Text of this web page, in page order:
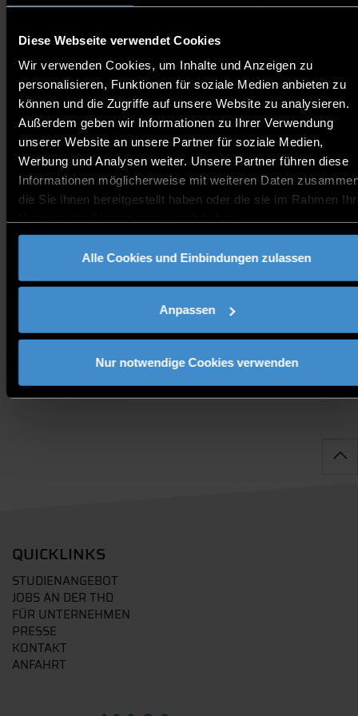
Diese Webseite verwendet Cookies
Wir verwenden Cookies, um Inhalte und Anzeigen zu
personalisieren, Funktionen für soziale Medien anbieten zu
können und die Zugriffe auf unsere Website zu analysieren.
Außerdem geben wir Informationen zu Ihrer Verwendung
unserer Website an unsere Partner für soziale Medien,
Werbung und Analysen weiter. Unsere Partner führen diese
Informationen möglicherweise mit weiteren Daten
die Sie ihnen bereitgestellt haben oder die sie im Rahmen
Alle Cookies und Einbindungen zulassen
Anpassen
Nur notwendige Cookies verwenden
Erhalten Sie eine klare, von Expertinnen und Experten
Kreislaufwirtschaft für Ihr Unternehmen. Wir behandeln
die zentralen Prinzipien, geben einen Überblick über die
aktuellen EU-Regulierungen, die für produzierende
Unternehmen relevant sind — vom Green Deal über
CSRD bis hin zur ESPR — und zeigen, wie führende
Unternehmen Kreislaufwirtschaft als strategischen
Wettbewerbsvorteil nutzen. Am Ende des Tages
verstehen Sie nicht nur das „Warum", sondern auch die
nächsten Schritte für Ihr Unternehmen.
mohamed.elshikh@th-deg.de
Link zur Veranstaltung
Mitarbeitende Unternehmen
QUICKLINKS
STUDIENANGEBOT
JOBS AN DER THD
FÜR UNTERNEHMEN
PRESSE
KONTAKT
ANFAHRT